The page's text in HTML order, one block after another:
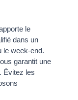
le
dans un
le week-end.
garantit une
Évitez les